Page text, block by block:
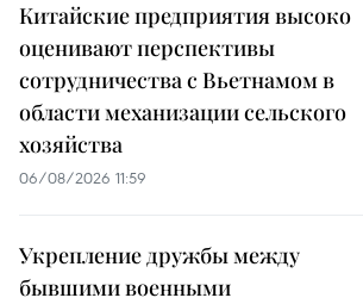
Китайские предприятия высоко
оценивают перспективы
сотрудничества с Вьетнамом в
области механизации сельского
хозяйства
06/08/2026 11:59
Укрепление дружбы между
бывшими военными